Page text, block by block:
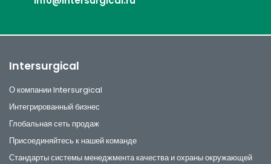
Intersurgical
О компании Intersurgical
Интегрированный бизнес
Глобальная сеть продаж
Присоединяйтесь к нашей команде
Стандарты системы менеджмента качества и охраны окружающей